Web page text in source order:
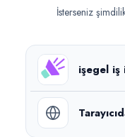
©2026
İsterseniz
işegel iş